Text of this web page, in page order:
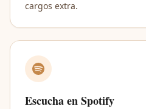
cargos extra.
Escucha en Spotify